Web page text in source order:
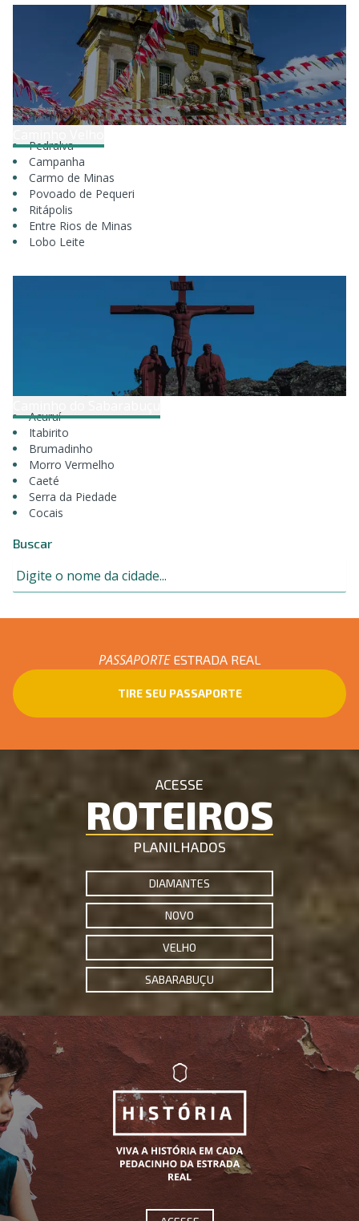
Pedralva
Campanha
Carmo de Minas
Povoado de Pequeri
Ritápolis
Entre Rios de Minas
Lobo Leite
Acuruí
Itabirito
Brumadinho
Morro Vermelho
Caeté
Serra da Piedade
Cocais
Buscar
PASSAPORTEESTRADA REAL
TIRE SEU PASSAPORTE
ACESSE
ROTEIROS
PLANILHADOS
DIAMANTES
NOVO
VELHO
SABARABUÇU